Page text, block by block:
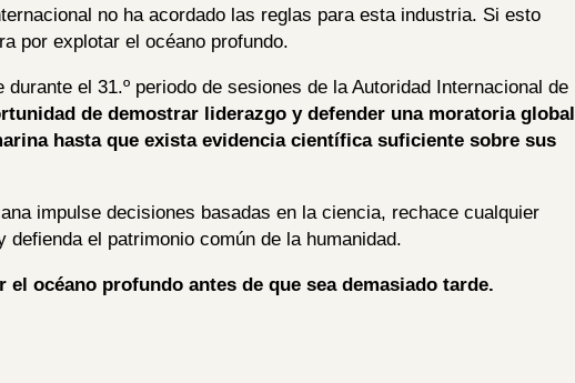
no ha acordado las reglas para esta industria. Si esto
por explotar el océano profundo.
el 31.º periodo de sesiones de la Autoridad Internacional de
de demostrar liderazgo y defender una moratoria global
hasta que exista evidencia científica suficiente sobre sus
impulse decisiones basadas en la ciencia, rechace cualquier
el patrimonio común de la humanidad.
océano profundo antes de que sea demasiado tarde.